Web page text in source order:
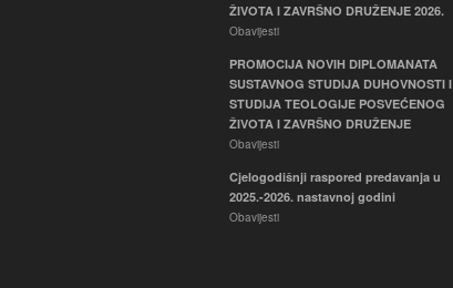
ŽIVOTA I ZAVRŠNO DRUŽENJE 2026.
Obavijesti
PROMOCIJA NOVIH DIPLOMANATA
SUSTAVNOG STUDIJA DUHOVNOSTI I
STUDIJA TEOLOGIJE POSVEĆENOG
ŽIVOTA I ZAVRŠNO DRUŽENJE
Obavijesti
Cjelogodišnji raspored predavanja u
2025.-2026. nastavnoj godini
Obavijesti